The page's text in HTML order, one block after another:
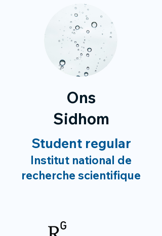
Ons
Sidhom
Student regular
Institut national de
recherche scientifique